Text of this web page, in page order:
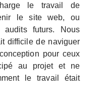
le travail de
le site web, ou
audits futurs. Nous
difficile de naviguer
pour ceux
au projet et ne
le travail était